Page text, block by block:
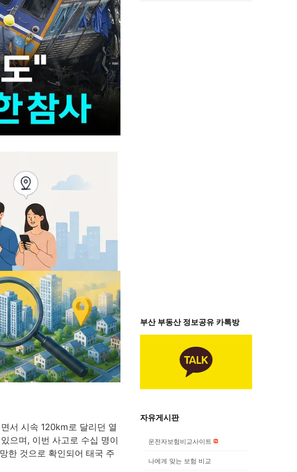
서 시속 120km로 달리던 열
으며, 이번 사고로 수십 명이
한 것으로 확인되어 태국 주
부산 부동산 정보공유 카톡방
자유게시판
운전자보험비교사이트
나에게 맞는 보험 비교